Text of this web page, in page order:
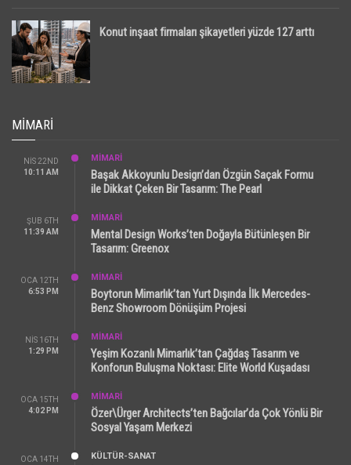
Konut inşaat firmaları şikayetleri yüzde 127 arttı
MIMARI
NIS 22ND
10:11 AM
MİMARİ
Başak Akkoyunlu Design’dan Özgün Saçak Formu
ile Dikkat Çeken Bir Tasarım: The Pearl
ŞUB 6TH
11:39 AM
MİMARİ
Mental Design Works’ten Doğayla Bütünleşen Bir
Tasarım: Greenox
OCA 12TH
6:53 PM
MİMARİ
Boytorun Mimarlık’tan Yurt Dışında İlk Mercedes-
Benz Showroom Dönüşüm Projesi
NIS 16TH
1:29 PM
MİMARİ
Yeşim Kozanlı Mimarlık’tan Çağdaş Tasarım ve
Konforun Buluşma Noktası: Elite World Kuşadası
OCA 15TH
4:02 PM
MİMARİ
Özer\Ürger Architects’ten Bağcılar’da Çok Yönlü Bir
Sosyal Yaşam Merkezi
OCA 14TH
KÜLTÜR-SANAT